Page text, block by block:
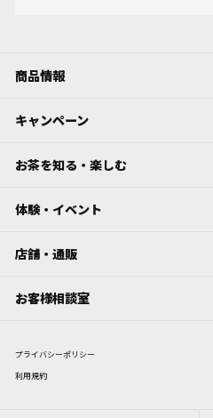
商品情報
キャンペーン
お茶を知る・楽しむ
体験・イベント
店舗・通販
お客様相談室
プライバシーポリシー
利⽤規約